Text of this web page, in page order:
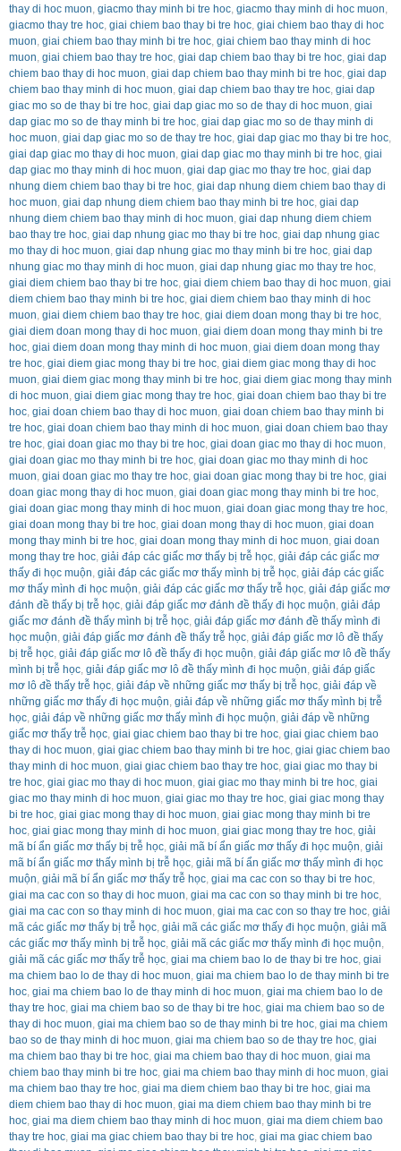
thay di hoc muon, giacmo thay minh bi tre hoc, giacmo thay minh di hoc muon,
giacmo thay tre hoc, giai chiem bao thay bi tre hoc, giai chiem bao thay di hoc
muon, giai chiem bao thay minh bi tre hoc, giai chiem bao thay minh di hoc
muon, giai chiem bao thay tre hoc, giai dap chiem bao thay bi tre hoc, giai dap
chiem bao thay di hoc muon, giai dap chiem bao thay minh bi tre hoc, giai dap
chiem bao thay minh di hoc muon, giai dap chiem bao thay tre hoc, giai dap
giac mo so de thay bi tre hoc, giai dap giac mo so de thay di hoc muon, giai
dap giac mo so de thay minh bi tre hoc, giai dap giac mo so de thay minh di
hoc muon, giai dap giac mo so de thay tre hoc, giai dap giac mo thay bi tre hoc,
giai dap giac mo thay di hoc muon, giai dap giac mo thay minh bi tre hoc, giai
dap giac mo thay minh di hoc muon, giai dap giac mo thay tre hoc, giai dap
nhung diem chiem bao thay bi tre hoc, giai dap nhung diem chiem bao thay di
hoc muon, giai dap nhung diem chiem bao thay minh bi tre hoc, giai dap
nhung diem chiem bao thay minh di hoc muon, giai dap nhung diem chiem
bao thay tre hoc, giai dap nhung giac mo thay bi tre hoc, giai dap nhung giac
mo thay di hoc muon, giai dap nhung giac mo thay minh bi tre hoc, giai dap
nhung giac mo thay minh di hoc muon, giai dap nhung giac mo thay tre hoc,
giai diem chiem bao thay bi tre hoc, giai diem chiem bao thay di hoc muon, giai
diem chiem bao thay minh bi tre hoc, giai diem chiem bao thay minh di hoc
muon, giai diem chiem bao thay tre hoc, giai diem doan mong thay bi tre hoc,
giai diem doan mong thay di hoc muon, giai diem doan mong thay minh bi tre
hoc, giai diem doan mong thay minh di hoc muon, giai diem doan mong thay
tre hoc, giai diem giac mong thay bi tre hoc, giai diem giac mong thay di hoc
muon, giai diem giac mong thay minh bi tre hoc, giai diem giac mong thay minh
di hoc muon, giai diem giac mong thay tre hoc, giai doan chiem bao thay bi tre
hoc, giai doan chiem bao thay di hoc muon, giai doan chiem bao thay minh bi
tre hoc, giai doan chiem bao thay minh di hoc muon, giai doan chiem bao thay
tre hoc, giai doan giac mo thay bi tre hoc, giai doan giac mo thay di hoc muon,
giai doan giac mo thay minh bi tre hoc, giai doan giac mo thay minh di hoc
muon, giai doan giac mo thay tre hoc, giai doan giac mong thay bi tre hoc, giai
doan giac mong thay di hoc muon, giai doan giac mong thay minh bi tre hoc,
giai doan giac mong thay minh di hoc muon, giai doan giac mong thay tre hoc,
giai doan mong thay bi tre hoc, giai doan mong thay di hoc muon, giai doan
mong thay minh bi tre hoc, giai doan mong thay minh di hoc muon, giai doan
mong thay tre hoc, giải đáp các giấc mơ thấy bị trễ học, giải đáp các giấc mơ
thấy đi học muộn, giải đáp các giấc mơ thấy mình bị trễ học, giải đáp các giấc
mơ thấy mình đi học muộn, giải đáp các giấc mơ thấy trễ học, giải đáp giấc mơ
đánh đề thấy bị trễ học, giải đáp giấc mơ đánh đề thấy đi học muộn, giải đáp
giấc mơ đánh đề thấy mình bị trễ học, giải đáp giấc mơ đánh đề thấy mình đi
học muộn, giải đáp giấc mơ đánh đề thấy trễ học, giải đáp giấc mơ lô đề thấy
bị trễ học, giải đáp giấc mơ lô đề thấy đi học muộn, giải đáp giấc mơ lô đề thấy
mình bị trễ học, giải đáp giấc mơ lô đề thấy mình đi học muộn, giải đáp giấc
mơ lô đề thấy trễ học, giải đáp về những giấc mơ thấy bị trễ học, giải đáp về
những giấc mơ thấy đi học muộn, giải đáp về những giấc mơ thấy mình bị trễ
học, giải đáp về những giấc mơ thấy mình đi học muộn, giải đáp về những
giấc mơ thấy trễ học, giai giac chiem bao thay bi tre hoc, giai giac chiem bao
thay di hoc muon, giai giac chiem bao thay minh bi tre hoc, giai giac chiem bao
thay minh di hoc muon, giai giac chiem bao thay tre hoc, giai giac mo thay bi
tre hoc, giai giac mo thay di hoc muon, giai giac mo thay minh bi tre hoc, giai
giac mo thay minh di hoc muon, giai giac mo thay tre hoc, giai giac mong thay
bi tre hoc, giai giac mong thay di hoc muon, giai giac mong thay minh bi tre
hoc, giai giac mong thay minh di hoc muon, giai giac mong thay tre hoc, giải
mã bí ẩn giấc mơ thấy bị trễ học, giải mã bí ẩn giấc mơ thấy đi học muộn, giải
mã bí ẩn giấc mơ thấy mình bị trễ học, giải mã bí ẩn giấc mơ thấy mình đi học
muộn, giải mã bí ẩn giấc mơ thấy trễ học, giai ma cac con so thay bi tre hoc,
giai ma cac con so thay di hoc muon, giai ma cac con so thay minh bi tre hoc,
giai ma cac con so thay minh di hoc muon, giai ma cac con so thay tre hoc, giải
mã các giấc mơ thấy bị trễ học, giải mã các giấc mơ thấy đi học muộn, giải mã
các giấc mơ thấy mình bị trễ học, giải mã các giấc mơ thấy mình đi học muộn,
giải mã các giấc mơ thấy trễ học, giai ma chiem bao lo de thay bi tre hoc, giai
ma chiem bao lo de thay di hoc muon, giai ma chiem bao lo de thay minh bi tre
hoc, giai ma chiem bao lo de thay minh di hoc muon, giai ma chiem bao lo de
thay tre hoc, giai ma chiem bao so de thay bi tre hoc, giai ma chiem bao so de
thay di hoc muon, giai ma chiem bao so de thay minh bi tre hoc, giai ma chiem
bao so de thay minh di hoc muon, giai ma chiem bao so de thay tre hoc, giai
ma chiem bao thay bi tre hoc, giai ma chiem bao thay di hoc muon, giai ma
chiem bao thay minh bi tre hoc, giai ma chiem bao thay minh di hoc muon, giai
ma chiem bao thay tre hoc, giai ma diem chiem bao thay bi tre hoc, giai ma
diem chiem bao thay di hoc muon, giai ma diem chiem bao thay minh bi tre
hoc, giai ma diem chiem bao thay minh di hoc muon, giai ma diem chiem bao
thay tre hoc, giai ma giac chiem bao thay bi tre hoc, giai ma giac chiem bao